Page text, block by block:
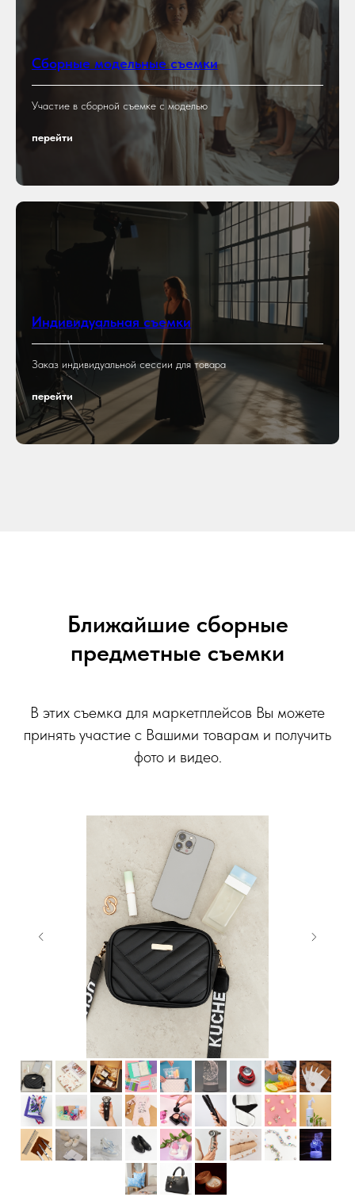
Сборные модельные съемки
Участие в сборной съемке с моделью
перейти
Индивидуальная съемки
Заказ индивидуальной сессии для товара
перейти
Ближайшие сборные
предметные съемки
В этих съемка для маркетплейсов Вы можете
принять участие с Вашими товарам и получить
фото и видео.